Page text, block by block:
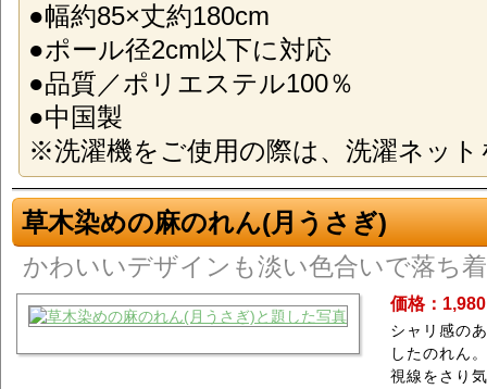
●幅約85×丈約180cm
●ポール径2cm以下に対応
●品質／ポリエステル100％
●中国製
※洗濯機をご使用の際は、洗濯ネッ
草木染めの麻のれん(月うさぎ)
かわいいデザインも淡い色合いで落ち
価格：
シャリ感の
したのれん。
視線をさり